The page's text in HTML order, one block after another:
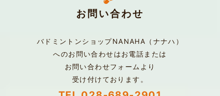
お問い合わせ
バドミントンショップNANAHA（ナナハ）
へのお問い合わせはお電話または
お問い合わせフォームより
受け付けております。